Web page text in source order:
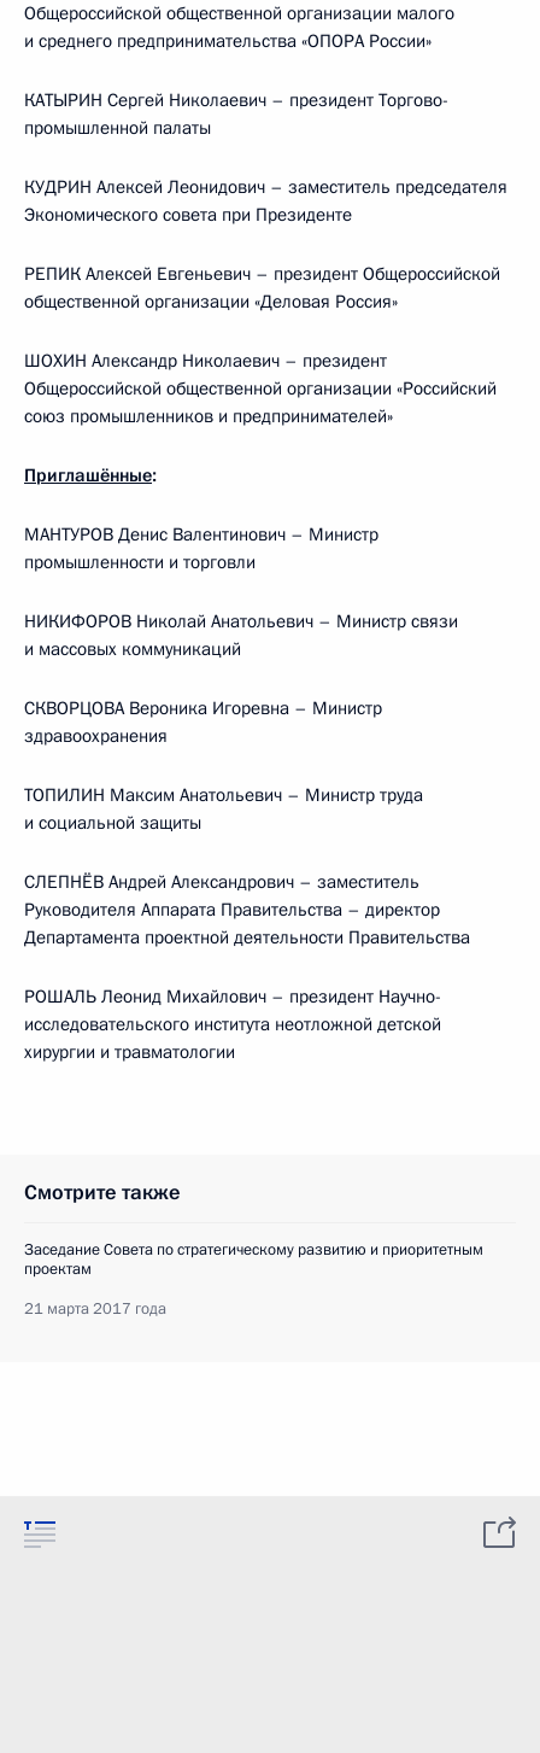
Общероссийской общественной организации малого
и среднего предпринимательства «ОПОРА России»
КАТЫРИН Сергей Николаевич – президент Торгово-
промышленной палаты
КУДРИН Алексей Леонидович – заместитель председателя
Экономического совета при Президенте
РЕПИК Алексей Евгеньевич – президент Общероссийской
общественной организации «Деловая Россия»
ШОХИН Александр Николаевич – президент
Общероссийской общественной организации «Российский
союз промышленников и предпринимателей»
Приглашённые:
МАНТУРОВ Денис Валентинович – Министр
промышленности и торговли
НИКИФОРОВ Николай Анатольевич – Министр связи
и массовых коммуникаций
СКВОРЦОВА Вероника Игоревна – Министр
здравоохранения
ТОПИЛИН Максим Анатольевич – Министр труда
и социальной защиты
СЛЕПНЁВ Андрей Александрович – заместитель
Руководителя Аппарата Правительства – директор
Департамента проектной деятельности Правительства
РОШАЛЬ Леонид Михайлович – президент Научно-
исследовательского института неотложной детской
хирургии и травматологии
Смотрите также
Заседание Совета по стратегическому развитию и приоритетным
проектам
21 марта 2017 года